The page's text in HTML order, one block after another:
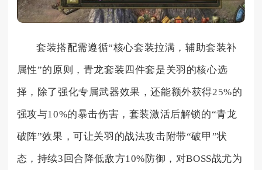
套装搭配需遵循“核心套装拉满，辅助套装补
属性”的原则，青龙套装四件套是关羽的核心选
择，除了强化专属武器效果，还能额外获得25%的
强攻与10%的暴击伤害，套装激活后解锁的“青龙
破阵”效果，可让关羽的战法攻击附带“破甲”状
态，持续3回合降低敌方10%防御，对BOSS战尤为